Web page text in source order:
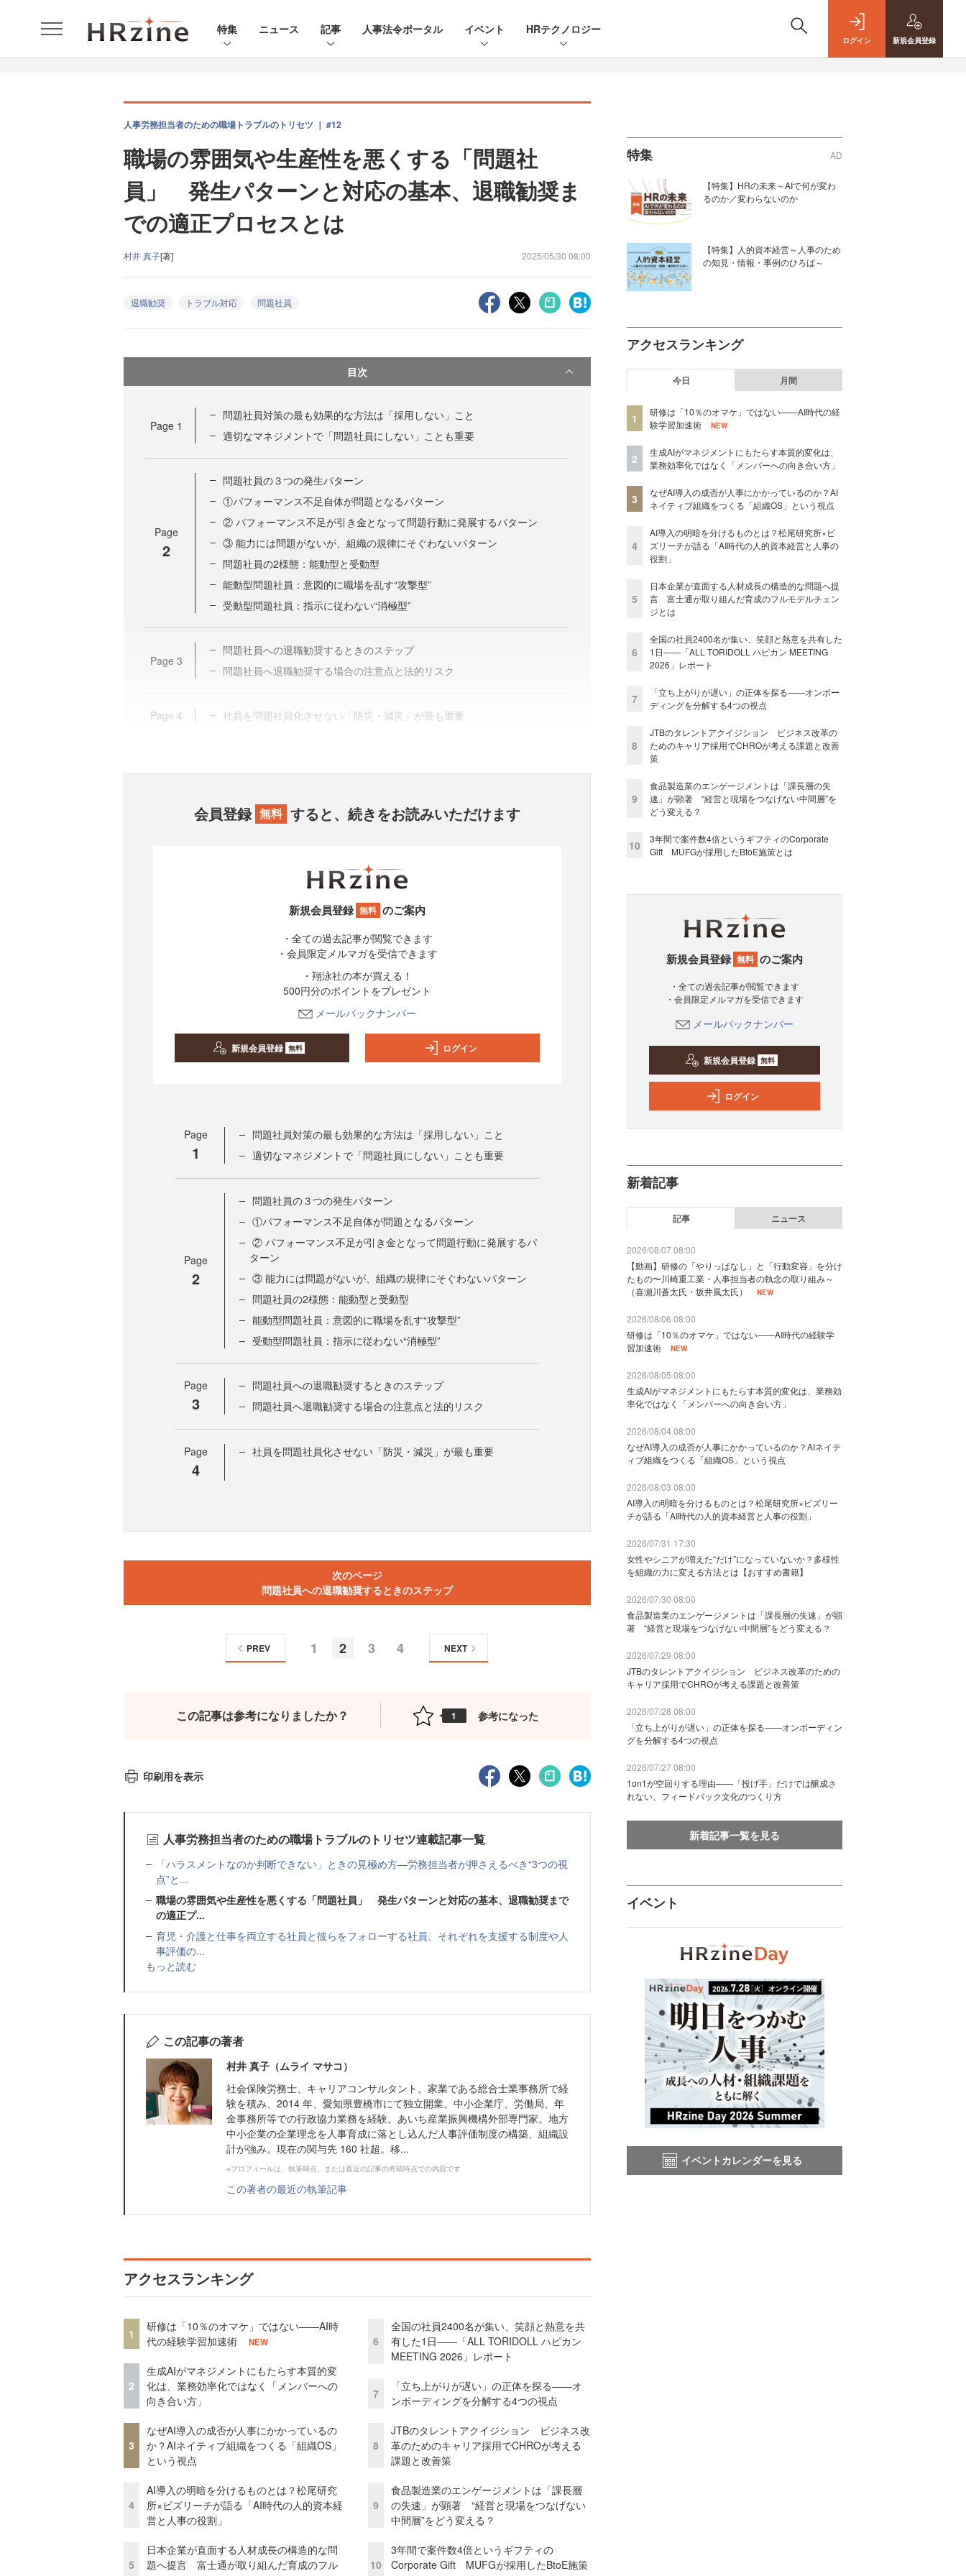
特集 ニュース 記事 人事法令ポータル イベント HRテクノロジー
ログイン 新規会員登録
人事労務担当者のための職場トラブルのトリセツ ｜ #12
職場の雰囲気や生産性を悪くする「問題社
員」 発生パターンと対応の基本、退職勧奨ま
での適正プロセスとは
村井 真子[著] 2025/05/30 08:00
退職勧奨 トラブル対応 問題社員
目次
Page 1
問題社員対策の最も効果的な方法は「採用しない」こと
適切なマネジメントで「問題社員にしない」ことも重要
Page
2
問題社員の３つの発生パターン
①パフォーマンス不足自体が問題となるパターン
② パフォーマンス不足が引き金となって問題行動に発展するパターン
③ 能力には問題がないが、組織の規律にそぐわないパターン
問題社員の2様態：能動型と受動型
能動型問題社員：意図的に職場を乱す“攻撃型”
受動型問題社員：指示に従わない“消極型”
Page 3
問題社員への退職勧奨するときのステップ
問題社員へ退職勧奨する場合の注意点と法的リスク
Page 4 社員を問題社員化させない「防災・減災」が最も重要
会員登録 無料 すると、続きをお読みいただけます
新規会員登録 無料 のご案内
・全ての過去記事が閲覧できます
・会員限定メルマガを受信できます
・翔泳社の本が買える！
500円分のポイントをプレゼント
メールバックナンバー
新規会員登録 無料 ログイン
Page
1
問題社員対策の最も効果的な方法は「採用しない」こと
適切なマネジメントで「問題社員にしない」ことも重要
Page
2
問題社員の３つの発生パターン
①パフォーマンス不足自体が問題となるパターン
② パフォーマンス不足が引き金となって問題行動に発展するパ
ターン
③ 能力には問題がないが、組織の規律にそぐわないパターン
問題社員の2様態：能動型と受動型
能動型問題社員：意図的に職場を乱す“攻撃型”
受動型問題社員：指示に従わない“消極型”
Page
3
問題社員への退職勧奨するときのステップ
問題社員へ退職勧奨する場合の注意点と法的リスク
Page
4
社員を問題社員化させない「防災・減災」が最も重要
次のページ
問題社員への退職勧奨するときのステップ
1 2 3 4
PREV NEXT
この記事は参考になりましたか？ 1 参考になった
印刷用を表示
人事労務担当者のための職場トラブルのトリセツ連載記事一覧
「ハラスメントなのか判断できない」ときの見極め方—労務担当者が押さえるべき“3つの視
点”と...
職場の雰囲気や生産性を悪くする「問題社員」 発生パターンと対応の基本、退職勧奨まで
の適正プ...
育児・介護と仕事を両立する社員と彼らをフォローする社員、それぞれを支援する制度や人
事評価の...
もっと読む
この記事の著者
村井 真子（ムライ マサコ）
社会保険労務士、キャリアコンサルタント。家業である総合士業事務所で経
験を積み、2014 年、愛知県豊橋市にて独立開業。中小企業庁、労働局、年
金事務所等での行政協力業務を経験。あいち産業振興機構外部専門家。地方
中小企業の企業理念を人事育成に落とし込んだ人事評価制度の構築、組織設
計が強み。現在の関与先 160 社超。移...
※プロフィールは、執筆時点、または直近の記事の寄稿時点での内容です
この著者の最近の執筆記事
アクセスランキング
1
研修は「10％のオマケ」ではない——AI時
代の経験学習加速術
NEW
2
生成AIがマネジメントにもたらす本質的変
化は、業務効率化ではなく「メンバーへの
向き合い方」
3
なぜAI導入の成否が人事にかかっているの
か？AIネイティブ組織をつくる「組織OS」
という視点
4
AI導入の明暗を分けるものとは？松尾研究
所×ビズリーチが語る「AI時代の人的資本経
営と人事の役割」
5
日本企業が直面する人材成長の構造的な問
題へ提言 富士通が取り組んだ育成のフル
6
全国の社員2400名が集い、笑顔と熱意を共
有した1日――「ALL TORIDOLL ハピカン
MEETING 2026」レポート
7
「立ち上がりが遅い」の正体を探る——オ
ンボーディングを分解する4つの視点
8
JTBのタレントアクイジション ビジネス改
革のためのキャリア採用でCHROが考える
課題と改善策
9
食品製造業のエンゲージメントは「課長層
の失速」が顕著 “経営と現場をつなげない
中間層”をどう変える？
10
3年間で案件数4倍というギフティの
Corporate Gift MUFGが採用したBtoE施策
特集 AD
【特集】HRの未来～AIで何が変わ
るのか／変わらないのか
【特集】人的資本経営～人事のため
の知見・情報・事例のひろば～
アクセスランキング
今日 月間
1
研修は「10％のオマケ」ではない——AI時代の経
験学習加速術
NEW
2
生成AIがマネジメントにもたらす本質的変化は、
業務効率化ではなく「メンバーへの向き合い方」
3
なぜAI導入の成否が人事にかかっているのか？AI
ネイティブ組織をつくる「組織OS」という視点
4
AI導入の明暗を分けるものとは？松尾研究所×ビ
ズリーチが語る「AI時代の人的資本経営と人事の
役割」
5
日本企業が直面する人材成長の構造的な問題へ提
言 富士通が取り組んだ育成のフルモデルチェン
ジとは
6
全国の社員2400名が集い、笑顔と熱意を共有した
1日――「ALL TORIDOLL ハピカン MEETING
2026」レポート
7
「立ち上がりが遅い」の正体を探る——オンボー
ディングを分解する4つの視点
8
JTBのタレントアクイジション ビジネス改革の
ためのキャリア採用でCHROが考える課題と改善
策
9
食品製造業のエンゲージメントは「課長層の失
速」が顕著 “経営と現場をつなげない中間層”を
どう変える？
10
3年間で案件数4倍というギフティのCorporate
Gift MUFGが採用したBtoE施策とは
新規会員登録 無料 のご案内
・全ての過去記事が閲覧できます
・会員限定メルマガを受信できます
メールバックナンバー
新規会員登録 無料
ログイン
新着記事
記事 ニュース
2026/08/07 08:00
【動画】研修の「やりっぱなし」と「行動変容」を分け
たもの〜川崎重工業・人事担当者の執念の取り組み～
（喜瀬川蒼太氏・坂井風太氏）
NEW
2026/08/06 08:00
研修は「10％のオマケ」ではない——AI時代の経験学
習加速術
NEW
2026/08/05 08:00
生成AIがマネジメントにもたらす本質的変化は、業務効
率化ではなく「メンバーへの向き合い方」
2026/08/04 08:00
なぜAI導入の成否が人事にかかっているのか？AIネイテ
ィブ組織をつくる「組織OS」という視点
2026/08/03 08:00
AI導入の明暗を分けるものとは？松尾研究所×ビズリー
チが語る「AI時代の人的資本経営と人事の役割」
2026/07/31 17:30
女性やシニアが増えた“だけ”になっていないか？多様性
を組織の力に変える方法とは【おすすめ書籍】
2026/07/30 08:00
食品製造業のエンゲージメントは「課長層の失速」が顕
著 “経営と現場をつなげない中間層”をどう変える？
2026/07/29 08:00
JTBのタレントアクイジション ビジネス改革のための
キャリア採用でCHROが考える課題と改善策
2026/07/28 08:00
「立ち上がりが遅い」の正体を探る——オンボーディン
グを分解する4つの視点
2026/07/27 08:00
1on1が空回りする理由——「投げ手」だけでは醸成さ
れない、フィードバック文化のつくり方
新着記事一覧を見る
イベント
イベントカレンダーを見る